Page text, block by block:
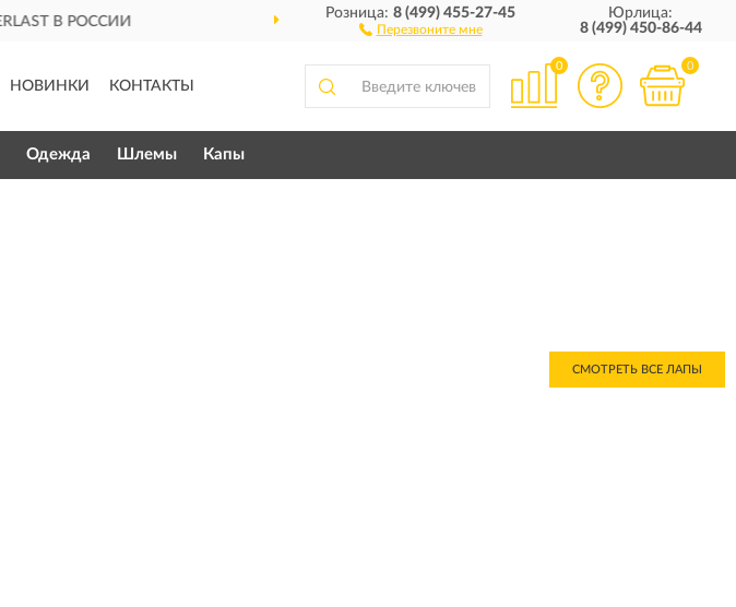
ДОСТАВИМПО ВСЕЙ РОССИИ
Розница:8 (499) 455-27-45
Перезвоните мне
Юрлица:
8 (499) 450-86-44
НОВИНКИ КОНТАКТЫ
0 0
Одежда Шлемы Капы
СМОТРЕТЬ ВСЕ ЛАПЫ